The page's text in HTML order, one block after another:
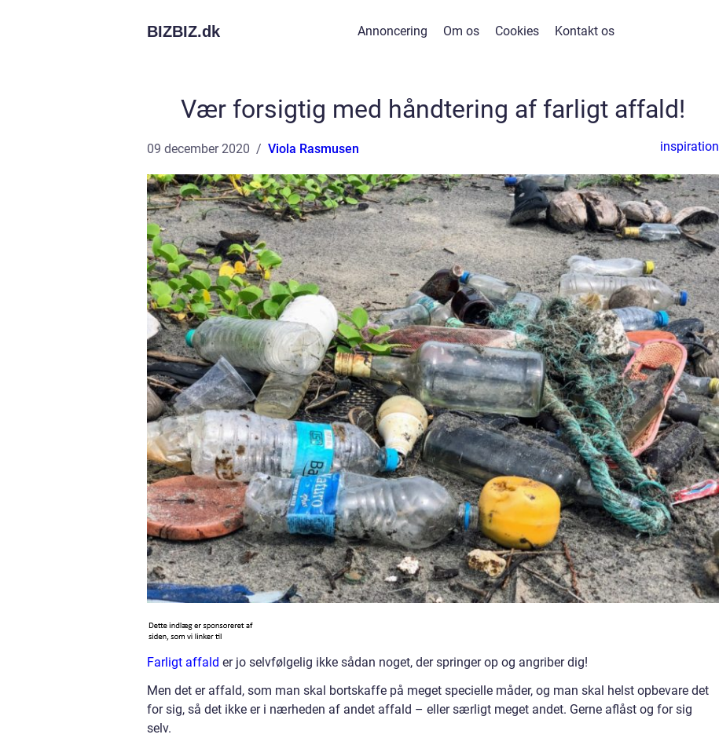
BIZBIZ.dk Annoncering Om os Cookies Kontakt os
Vær forsigtig med håndtering af farligt affald!
09 december 2020 Viola Rasmusen inspiration
Farligt affald er jo selvfølgelig ikke sådan noget, der springer op og angriber dig!
Men det er affald, som man skal bortskaffe på meget specielle måder, og man skal helst opbevare det
for sig, så det ikke er i nærheden af andet affald – eller særligt meget andet. Gerne aflåst og for sig
selv.